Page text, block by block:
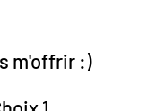
m'offrir :)